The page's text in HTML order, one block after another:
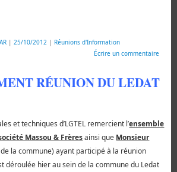
| 25/10/2012 | Réunions d'Information
Écrire un commentaire
RÉUNION DU LEDAT
et techniques d’LGTEL remercient l’ensemble
Massou & Frèresainsi que Monsieur
la commune) ayant participé à la réunion
déroulée hier au sein de la commune du Ledat